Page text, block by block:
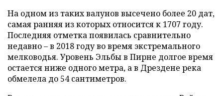
На одном из таких валунов высечено более 20 дат,
самая ранняя из которых относится к 1707 году.
Последняя отметка появилась сравнительно
недавно – в 2018 году во время экстремального
мелководья. Уровень Эльбы в Пирне долгое время
остается ниже одного метра, а в Дрездене река
обмелела до 54 сантиметров.